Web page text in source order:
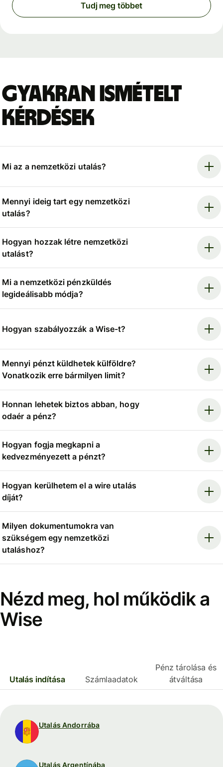
Tudj meg többet
Gyakran ismételt
kérdések
Mi az a nemzetközi utalás?
Mennyi ideig tart egy nemzetközi
utalás?
Hogyan hozzak létre nemzetközi
utalást?
Mi a nemzetközi pénzküldés
legideálisabb módja?
Hogyan szabályozzák a Wise-t?
Mennyi pénzt küldhetek külföldre?
Vonatkozik erre bármilyen limit?
Honnan lehetek biztos abban, hogy
odaér a pénz?
Hogyan fogja megkapni a
kedvezményezett a pénzt?
Hogyan kerülhetem el a wire utalás
díját?
Milyen dokumentumokra van
szükségem egy nemzetközi
utaláshoz?
Nézd meg, hol működik a
Wise
Utalás indítása Számlaadatok
Pénz tárolása és
átváltása
Utalás Andorrába
Utalás Argentínába